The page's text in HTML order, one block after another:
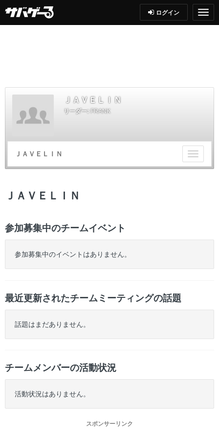
ログイン
ＪＡＶＥＬＩＮ
リーダー: FRANK
チ
ー
ＪＡＶＥＬＩＮ
ＪＡＶＥＬＩＮ
参加募集中のチームイベント
参加募集中のイベントはありません。
最近更新されたチームミーティングの話題
話題はまだありません。
チームメンバーの活動状況
活動状況はありません。
スポンサーリンク